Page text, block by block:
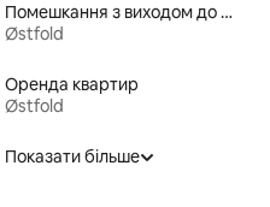
Помешкання з виходом до озера
Østfold
Оренда квартир
Østfold
Показати більше